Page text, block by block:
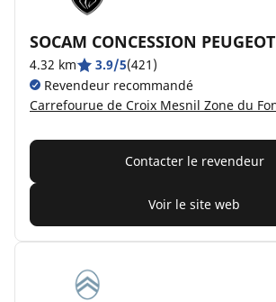
SOCAM CONCESSION PEUGEOT
4.32 km 3.9/5(421)
Revendeur recommandé
Contacter le revendeur
Voir le site web